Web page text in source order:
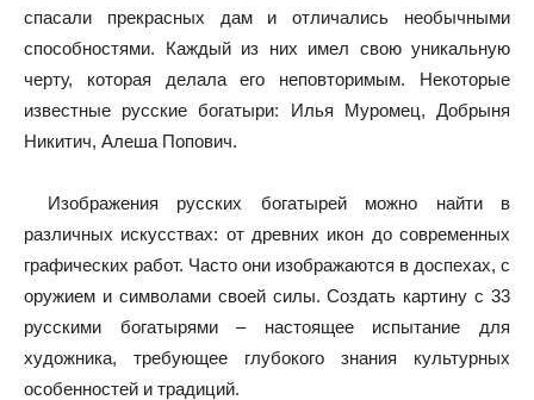
спасали прекрасных дам и отличались необычными
способностями. Каждый из них имел свою уникальную
черту, которая делала его неповторимым. Некоторые
известные русские богатыри: Илья Муромец, Добрыня
Никитич, Алеша Попович.
Изображения русских богатырей можно найти в
различных искусствах: от древних икон до современных
графических работ. Часто они изображаются в доспехах, с
оружием и символами своей силы. Создать картину с 33
русскими богатырями – настоящее испытание для
художника, требующее глубокого знания культурных
особенностей и традиций.